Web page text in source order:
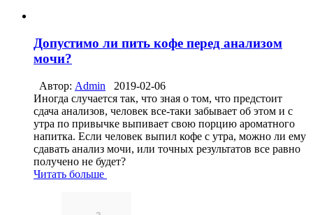
Допустимо ли пить кофе перед анализом
мочи?
Автор: Admin
2019-02-06
Иногда случается так, что зная о том, что предстоит
сдача анализов, человек все-таки забывает об этом и с
утра по привычке выпивает свою порцию ароматного
напитка. Если человек выпил кофе с утра, можно ли ему
сдавать анализ мочи, или точных результатов все равно
получено не будет?
Читать больше